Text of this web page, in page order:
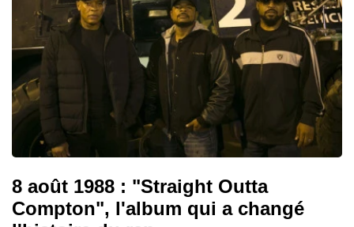
8 août 1988 : "Straight Outta
Compton", l'album qui a changé